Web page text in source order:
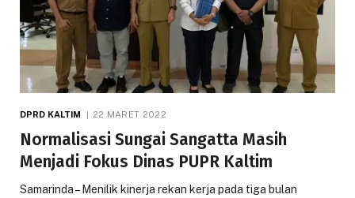
DPRD KALTIM 22 MARET 2022
Normalisasi Sungai Sangatta Masih
Menjadi Fokus Dinas PUPR Kaltim
Samarinda – Menilik kinerja rekan kerja pada tiga bulan